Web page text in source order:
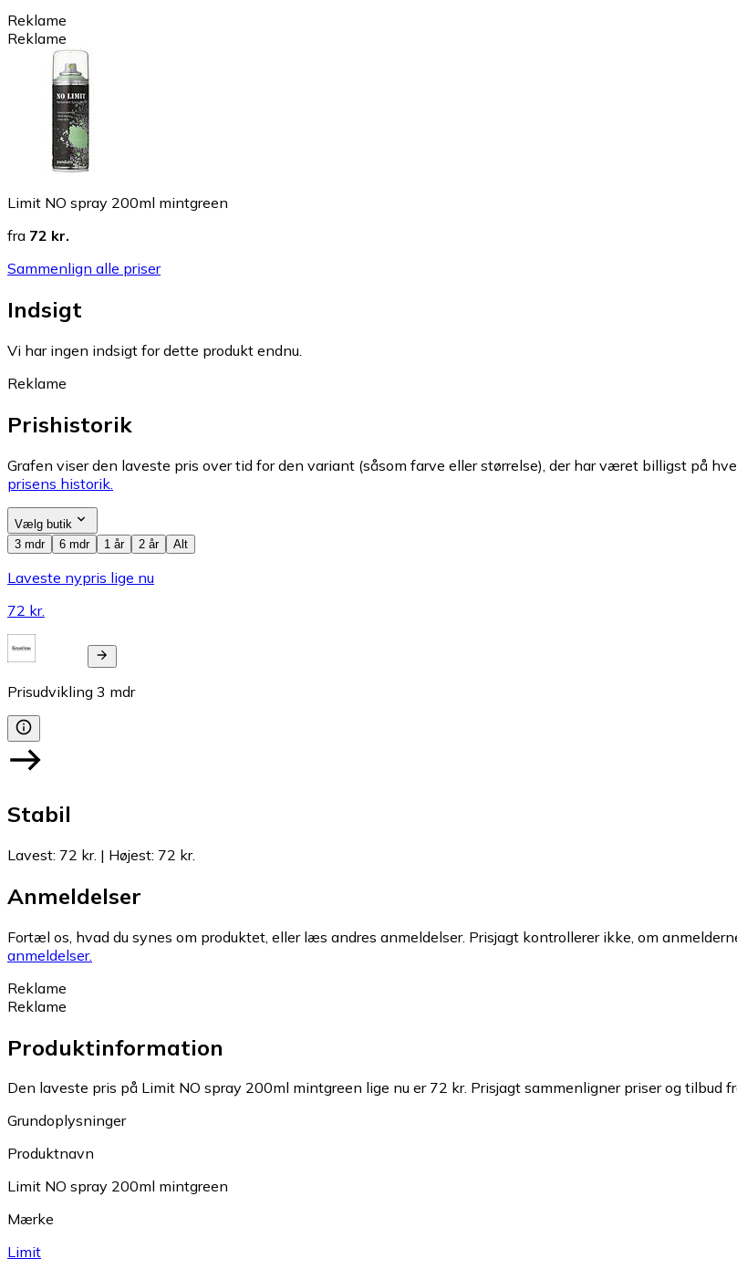
Reklame
Reklame
Limit NO spray 200ml mintgreen
fra 72 kr.
Sammenlign alle priser
Indsigt
Vi har ingen indsigt for dette produkt endnu.
Reklame
Prishistorik
Grafen viser den laveste pris over tid for den variant (såsom farve eller størrelse), der har været billigst på
prisens historik.
Vælg butik
3 mdr
6 mdr 1 år 2 år Alt
Laveste nypris lige nu
72 kr.
Prisudvikling 3 mdr
Stabil
Lavest: 72 kr. | Højest: 72 kr.
Anmeldelser
Fortæl os, hvad du synes om produktet, eller læs andres anmeldelser. Prisjagt kontrollerer ikke, om
anmeldelser.
Reklame
Reklame
Produktinformation
Den laveste pris på Limit NO spray 200ml mintgreen lige nu er 72 kr. Prisjagt sammenligner priser og tilbud
Grundoplysninger
Produktnavn
Limit NO spray 200ml mintgreen
Mærke
Limit